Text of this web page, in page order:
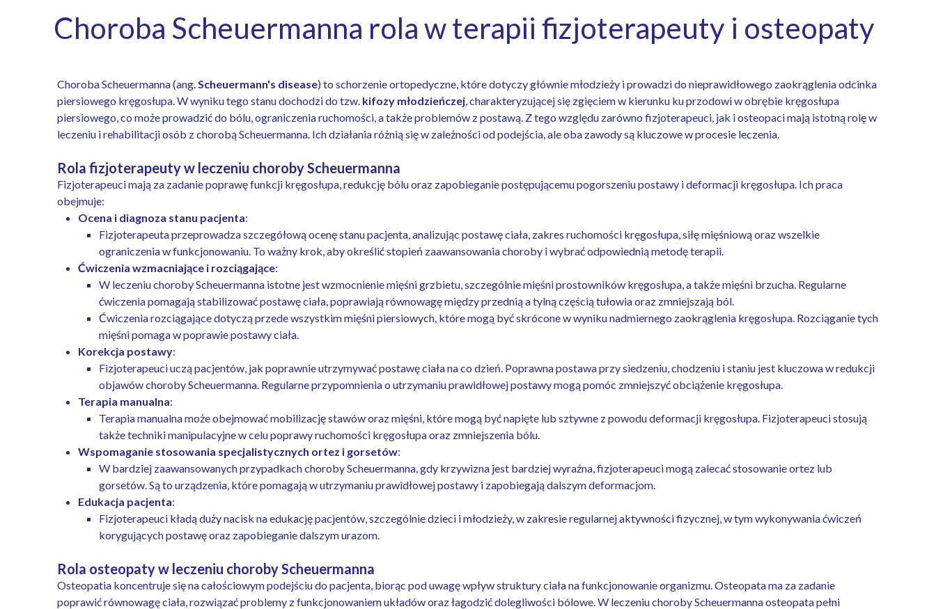
Choroba Scheuermanna rola w terapii fizjoterapeuty i osteopaty
Choroba Scheuermanna (ang.Scheuermann's disease) to schorzenie ortopedyczne, które dotyczy głównie młodzieży i prowadzi do nieprawidłowego zaokrąglenia odcinka
piersiowego kręgosłupa. W wyniku tego stanu dochodzi do tzw. kifozy młodzieńczej, charakteryzującej się zgięciem w kierunku ku przodowi w obrębie kręgosłupa
piersiowego, co może prowadzić do bólu, ograniczenia ruchomości, a także problemów z postawą. Z tego względu zarówno fizjoterapeuci, jak i osteopaci mają istotną rolę w
leczeniu i rehabilitacji osób z chorobą Scheuermanna. Ich działania różnią się w zależności od podejścia, ale oba zawody są kluczowe w procesie leczenia.
Rola fizjoterapeuty w leczeniu choroby Scheuermanna
Fizjoterapeuci mają za zadanie poprawę funkcji kręgosłupa, redukcję bólu oraz zapobieganie postępującemu pogorszeniu postawy i deformacji kręgosłupa. Ich praca
obejmuje:
Ocena i diagnoza stanu pacjenta:
Fizjoterapeuta przeprowadza szczegółową ocenę stanu pacjenta, analizując postawę ciała, zakres ruchomości kręgosłupa, siłę mięśniową oraz wszelkie
ograniczenia w funkcjonowaniu. To ważny krok, aby określić stopień zaawansowania choroby i wybrać odpowiednią metodę terapii.
Ćwiczenia wzmacniające i rozciągające:
W leczeniu choroby Scheuermanna istotne jest wzmocnienie mięśni grzbietu, szczególnie mięśni prostowników kręgosłupa, a także mięśni brzucha. Regularne
ćwiczenia pomagają stabilizować postawę ciała, poprawiają równowagę między przednią a tylną częścią tułowia oraz zmniejszają ból.
Ćwiczenia rozciągające dotyczą przede wszystkim mięśni piersiowych, które mogą być skrócone w wyniku nadmiernego zaokrąglenia kręgosłupa. Rozciąganie tych
mięśni pomaga w poprawie postawy ciała.
Korekcja postawy:
Fizjoterapeuci uczą pacjentów, jak poprawnie utrzymywać postawę ciała na co dzień. Poprawna postawa przy siedzeniu, chodzeniu i staniu jest kluczowa w redukcji
objawów choroby Scheuermanna. Regularne przypomnienia o utrzymaniu prawidłowej postawy mogą pomóc zmniejszyć obciążenie kręgosłupa.
Terapia manualna:
Terapia manualna może obejmować mobilizację stawów oraz mięśni, które mogą być napięte lub sztywne z powodu deformacji kręgosłupa. Fizjoterapeuci stosują
także techniki manipulacyjne w celu poprawy ruchomości kręgosłupa oraz zmniejszenia bólu.
Wspomaganie stosowania specjalistycznych ortez i gorsetów:
W bardziej zaawansowanych przypadkach choroby Scheuermanna, gdy krzywizna jest bardziej wyraźna, fizjoterapeuci mogą zalecać stosowanie ortez lub
gorsetów. Są to urządzenia, które pomagają w utrzymaniu prawidłowej postawy i zapobiegają dalszym deformacjom.
Edukacja pacjenta:
Fizjoterapeuci kładą duży nacisk na edukację pacjentów, szczególnie dzieci i młodzieży, w zakresie regularnej aktywności fizycznej, w tym wykonywania ćwiczeń
korygujących postawę oraz zapobieganie dalszym urazom.
Rola osteopaty w leczeniu choroby Scheuermanna
Osteopatia koncentruje się na całościowym podejściu do pacjenta, biorąc pod uwagę wpływ struktury ciała na funkcjonowanie organizmu. Osteopata ma za zadanie
poprawić równowagę ciała, rozwiązać problemy z funkcjonowaniem układów oraz łagodzić dolegliwości bólowe. W leczeniu choroby Scheuermanna osteopata pełni